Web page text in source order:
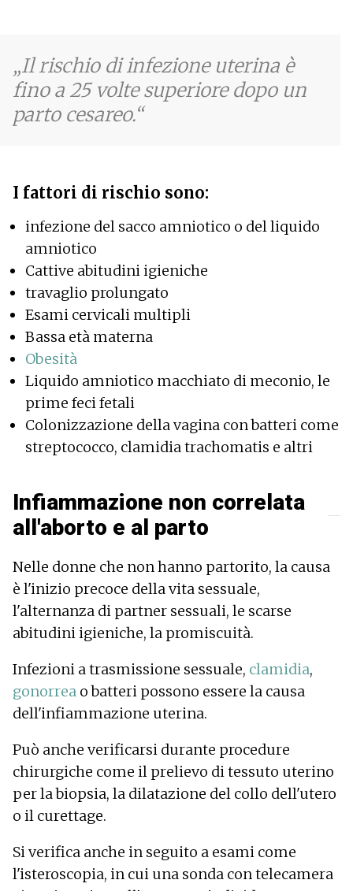
Il rischio di infezione uterina è
fino a 25 volte superiore dopo un
parto cesareo.
I fattori di rischio sono:
infezione del sacco amniotico o del liquido
amniotico
Cattive abitudini igieniche
travaglio prolungato
Esami cervicali multipli
Bassa età materna
Obesità
Liquido amniotico macchiato di meconio, le
prime feci fetali
Colonizzazione della vagina con batteri come
streptococco, clamidia trachomatis e altri
Infiammazione non correlata
all'aborto e al parto
Nelle donne che non hanno partorito, la causa
è l'inizio precoce della vita sessuale,
l'alternanza di partner sessuali, le scarse
abitudini igieniche, la promiscuità.
Infezioni a trasmissione sessuale, clamidia,
gonorrea o batteri possono essere la causa
dell'infiammazione uterina.
Può anche verificarsi durante procedure
chirurgiche come il prelievo di tessuto uterino
per la biopsia, la dilatazione del collo dell'utero
o il curettage.
Si verifica anche in seguito a esami come
l'isteroscopia, in cui una sonda con telecamera